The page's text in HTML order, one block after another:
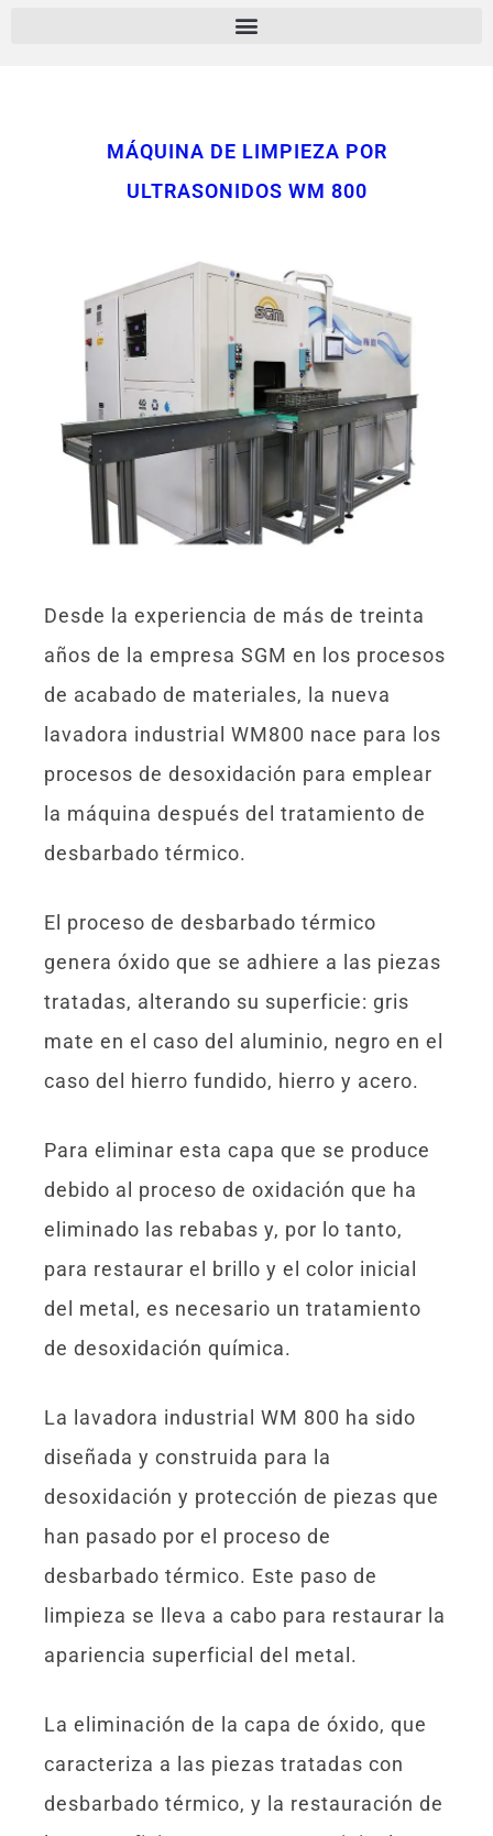
MÁQUINA DE LIMPIEZA POR
ULTRASONIDOS WM 800
Desde la experiencia de más de treinta
años de la empresa SGM en los procesos
de acabado de materiales, la nueva
lavadora industrial WM800 nace para los
procesos de desoxidación para emplear
la máquina después del tratamiento de
desbarbado térmico.
El proceso de desbarbado térmico
genera óxido que se adhiere a las piezas
tratadas, alterando su superficie: gris
mate en el caso del aluminio, negro en el
caso del hierro fundido, hierro y acero.
Para eliminar esta capa que se produce
debido al proceso de oxidación que ha
eliminado las rebabas y, por lo tanto,
para restaurar el brillo y el color inicial
del metal, es necesario un tratamiento
de desoxidación química.
La lavadora industrial WM 800 ha sido
diseñada y construida para la
desoxidación y protección de piezas que
han pasado por el proceso de
desbarbado térmico. Este paso de
limpieza se lleva a cabo para restaurar la
apariencia superficial del metal.
La eliminación de la capa de óxido, que
caracteriza a las piezas tratadas con
desbarbado térmico, y la restauración de